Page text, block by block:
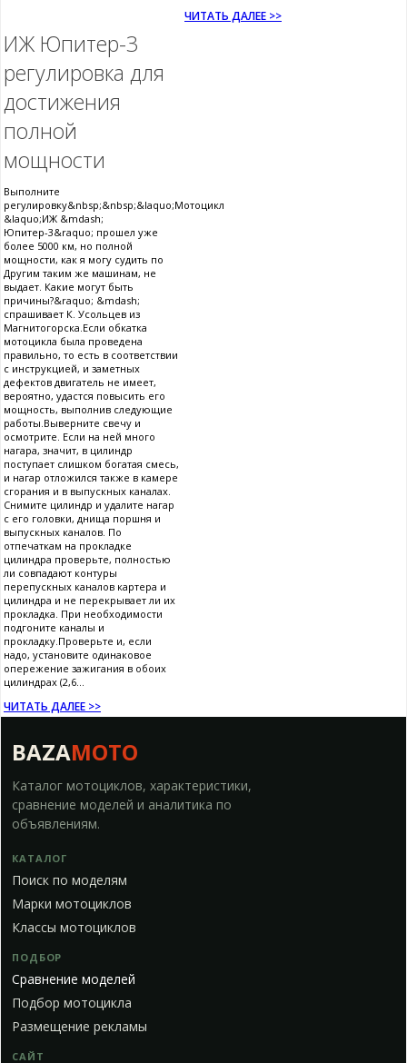
ЧИТАТЬ ДАЛЕЕ >>
ИЖ Юпитер-3
регулировка для
достижения
полной
мощности
Выполните
регулировку&nbsp;&nbsp;&laquo;Мотоцикл
&laquo;ИЖ &mdash;
Юпитер-3&raquo; прошел уже
более 5000 км, но полной
мощности, как я могу судить по
Другим таким же машинам, не
выдает. Какие могут быть
причины?&raquo; &mdash;
спрашивает К. Усольцев из
Магнитогорска.Если обкатка
мотоцикла была проведена
правильно, то есть в соответствии
с инструкцией, и заметных
дефектов двигатель не имеет,
вероятно, удастся повысить его
мощность, выполнив следующие
работы.Выверните свечу и
осмотрите. Если на ней много
нагара, значит, в цилиндр
поступает слишком богатая смесь,
и нагар отложился также в камере
сгорания и в выпускных каналах.
Снимите цилиндр и удалите нагар
с его головки, днища поршня и
выпускных каналов. По
отпечаткам на прокладке
цилиндра проверьте, полностью
ли совпадают контуры
перепускных каналов картера и
цилиндра и не перекрывает ли их
прокладка. При необходимости
подгоните каналы и
прокладку.Проверьте и, если
надо, установите одинаковое
опережение зажигания в обоих
цилиндрах (2,6...
ЧИТАТЬ ДАЛЕЕ >>
BAZAMOTO
Каталог мотоциклов, характеристики,
сравнение моделей и аналитика по
объявлениям.
КАТАЛОГ
Поиск по моделям
Марки мотоциклов
Классы мотоциклов
ПОДБОР
Сравнение моделей
Подбор мотоцикла
Размещение рекламы
САЙТ